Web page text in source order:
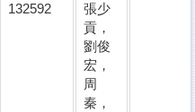
132592
張少
貢，
劉俊
宏，
周
秦，